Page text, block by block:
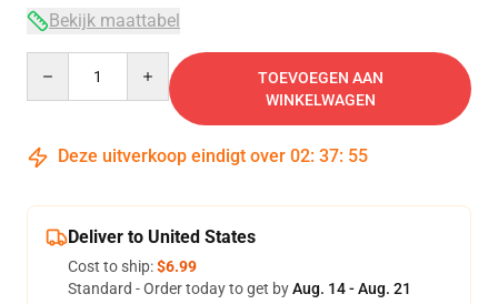
Bekijk maattabel
TOEVOEGEN AAN
WINKELWAGEN
Deze uitverkoop eindigt over 02: 37: 54
Deliver to United States
Cost to ship:$6.99
Standard - Order today to get byAug. 14 - Aug. 21